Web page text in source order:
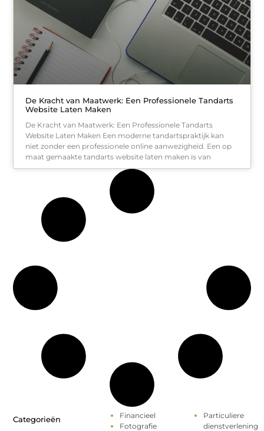
De Kracht van Maatwerk: Een Professionele Tandarts
Website Laten Maken
De Kracht van Maatwerk: Een Professionele Tandarts
Website Laten Maken Een moderne tandartspraktijk kan
niet zonder een professionele online aanwezigheid. Een op
maat gemaakte tandarts website laten maken is van
Categorieën
Financieel
Fotografie
Particuliere
dienstverlening